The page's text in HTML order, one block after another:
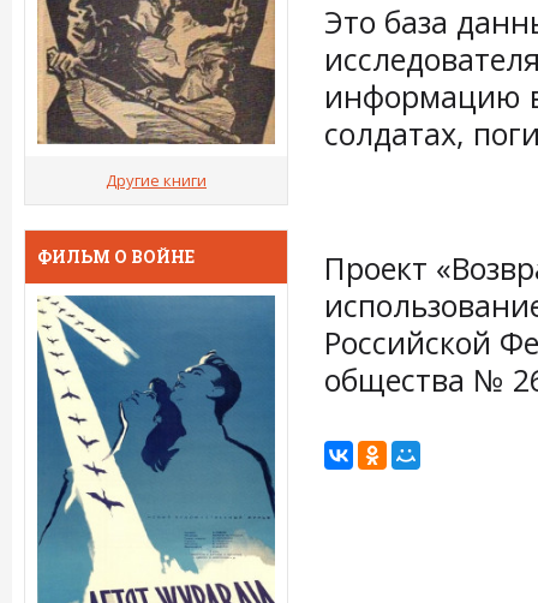
Это база
информацию
солдатах,
Проект
Российской
общества №
Другие книги
ФИЛЬМ О ВОЙНЕ